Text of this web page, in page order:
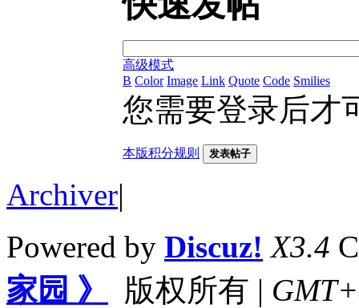
高级模式
B Color Image Link Quote Code Smilies
您需要登录后才
本版积分规则 发表帖子
Archiver|
Powered by Discuz! X3.4
家园 》
版权所有 |